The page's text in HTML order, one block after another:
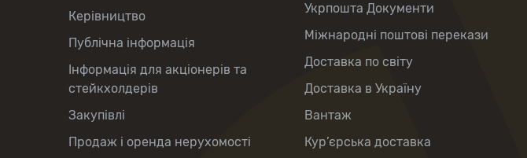
Керівництво
Публічна інформація
Інформація для акціонерів та
стейкхолдерів
Закупівлі
Продаж і оренда нерухомості
Укрпошта Документи
Міжнародні поштові перекази
Доставка по світу
Доставка в Україну
Вантаж
Кур’єрська доставка